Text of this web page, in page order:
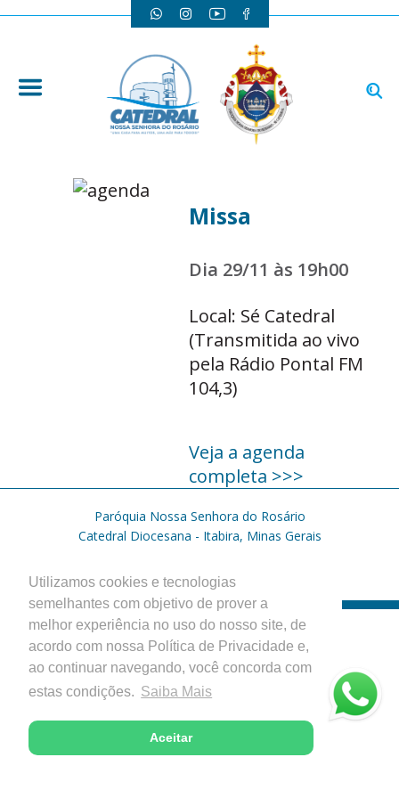
Utilizamos cookies e tecnologias
semelhantes com objetivo de prover a
melhor experiência no uso do nosso site, de
acordo com nossa Política de Privacidade e,
ao continuar navegando, você concorda com
estas condições. Saiba Mais
Aceitar
Missa
Dia 29/11 às 19h00
Local: Sé Catedral
(Transmitida ao vivo
pela Rádio Pontal FM
104,3)
Veja a agenda
completa >>>
Paróquia Nossa Senhora do Rosário
Catedral Diocesana - Itabira, Minas Gerais